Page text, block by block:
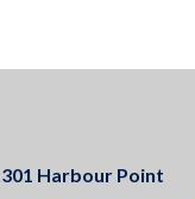
301 Harbour Point